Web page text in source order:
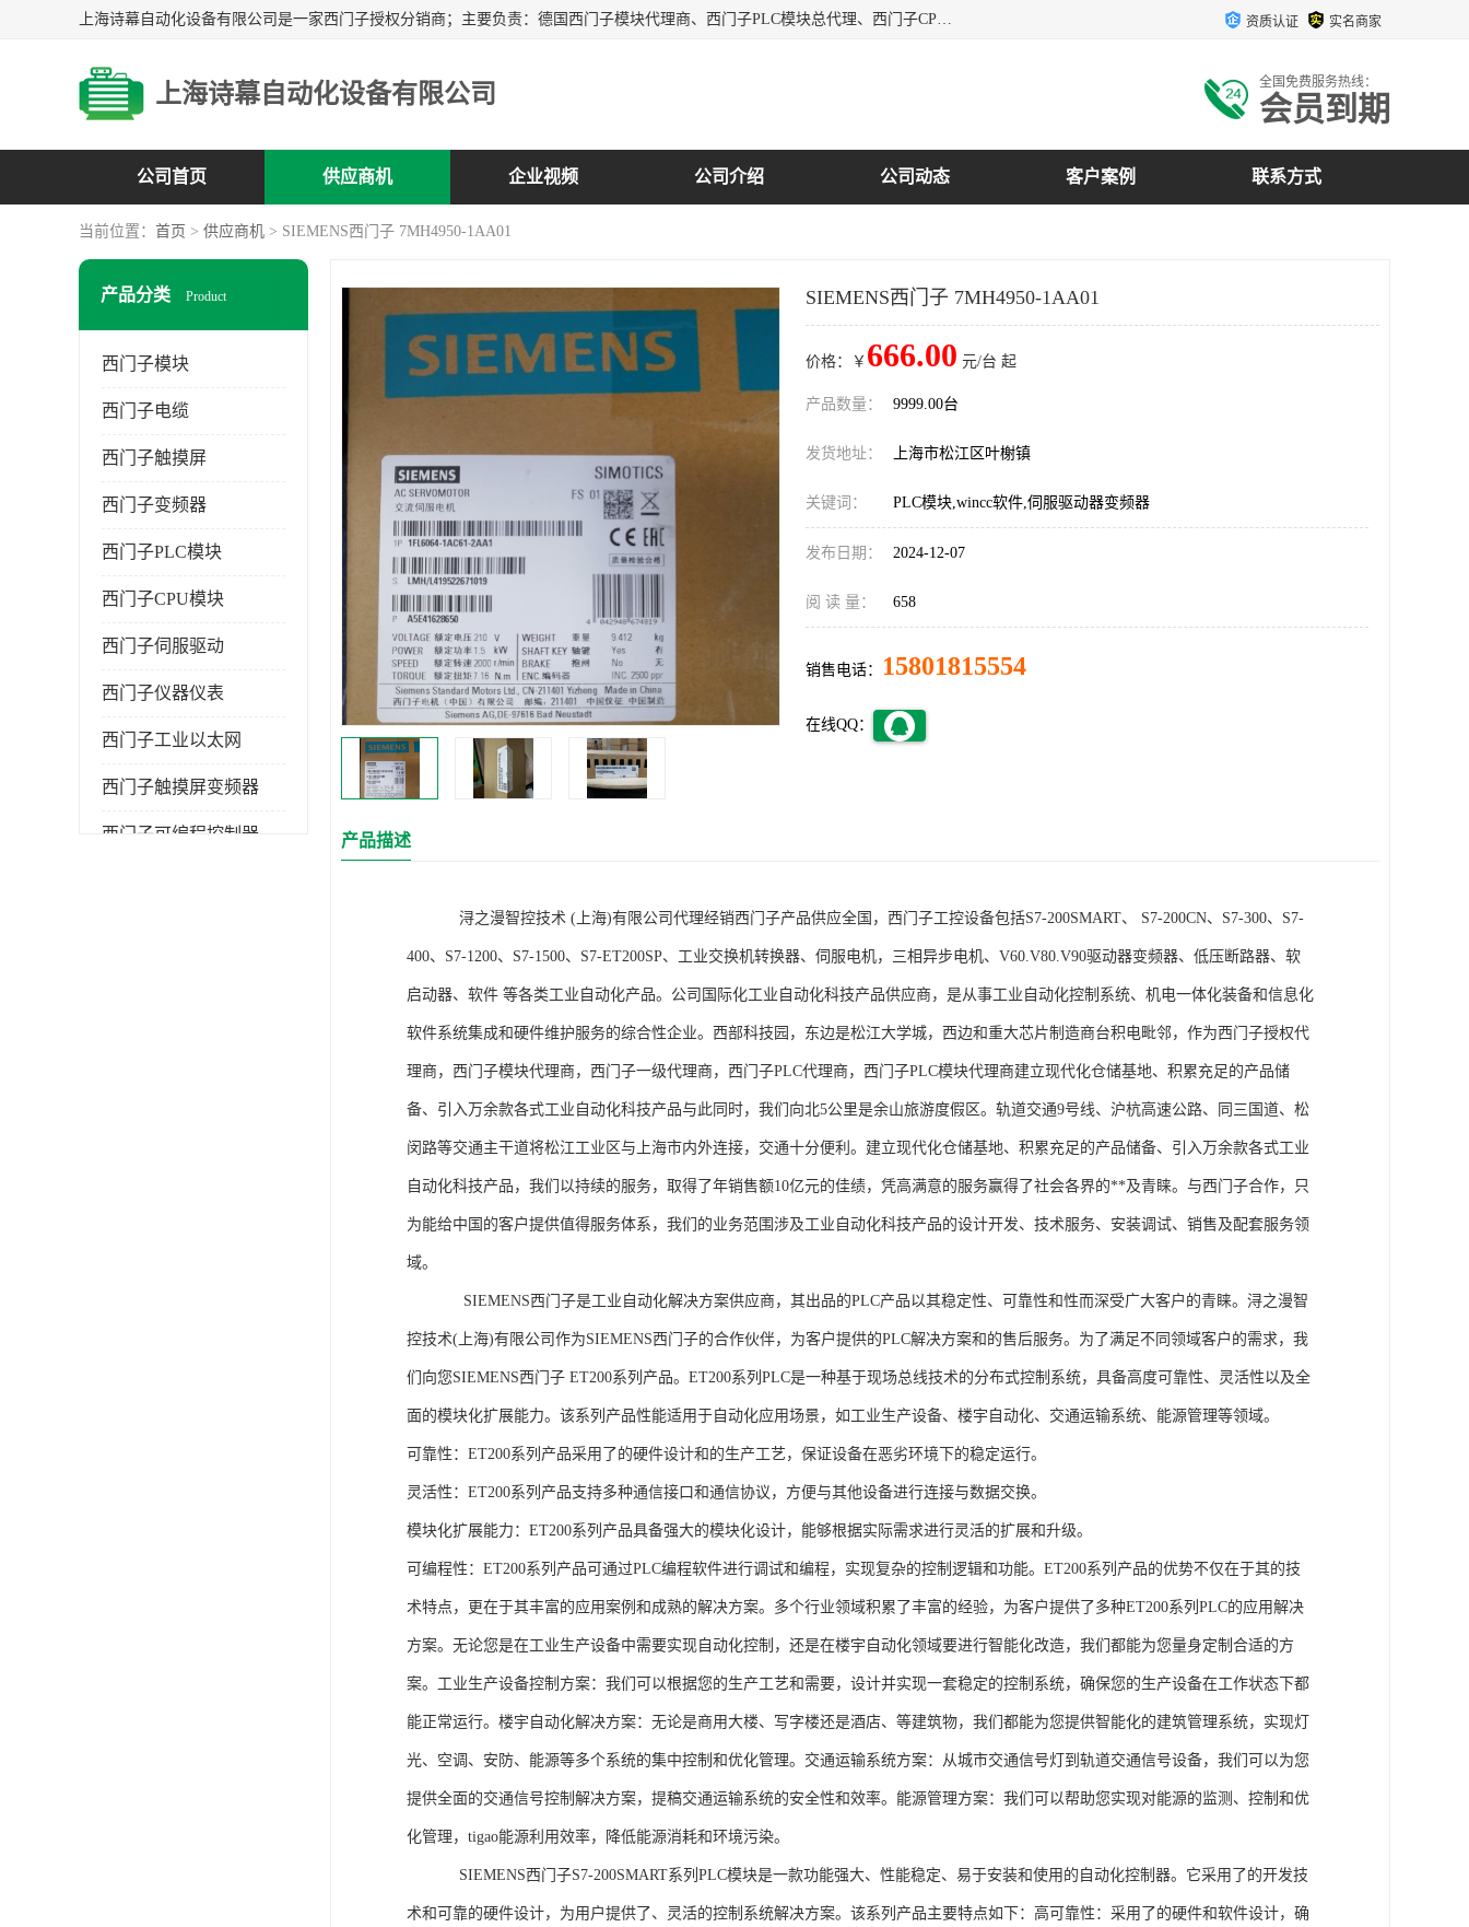
上海诗幕自动化设备有限公司是一家西门子授权分销商；主要负责：德国西门子模块代理商、西门子PLC模块总代理、西门子CPU模块代理商、西门子电缆代理、西门子触摸屏变频器总代理等专销售西门子各系列产品；实体公司，诚信经营，价格优势，品质保证，库存量大，供应！ 资质认证 实名商家
上海诗幕自动化设备有限公司 全国免费服务热线：
会员到期
公司首页 供应商机 企业视频 公司介绍 公司动态 客户案例 联系方式
当前位置： 首页 > 供应商机 > SIEMENS西门子 7MH4950-1AA01
产品分类 Product
西门子模块
西门子电缆
西门子触摸屏
西门子变频器
西门子PLC模块
西门子CPU模块
西门子伺服驱动
西门子仪器仪表
西门子工业以太网
西门子触摸屏变频器
西门子可编程控制器
SIEMENS西门子 7MH4950-1AA01
价格：￥ 666.00 元/台 起
产品数量： 9999.00台
发货地址： 上海市松江区叶榭镇
关键词： PLC模块,wincc软件,伺服驱动器变频器
发布日期： 2024-12-07
阅 读 量： 658
销售电话： 15801815554
在线QQ：
产品描述
浔之漫智控技术 (上海)有限公司代理经销西门子产品供应全国，西门子工控设备包括S7-200SMART、 S7-200CN、S7-300、S7-
400、S7-1200、S7-1500、S7-ET200SP、工业交换机转换器、伺服电机，三相异步电机、V60.V80.V90驱动器变频器、低压断路器、软
启动器、软件 等各类工业自动化产品。公司国际化工业自动化科技产品供应商，是从事工业自动化控制系统、机电一体化装备和信息化
软件系统集成和硬件维护服务的综合性企业。西部科技园，东边是松江大学城，西边和重大芯片制造商台积电毗邻，作为西门子授权代
理商，西门子模块代理商，西门子一级代理商，西门子PLC代理商，西门子PLC模块代理商建立现代化仓储基地、积累充足的产品储
备、引入万余款各式工业自动化科技产品与此同时，我们向北5公里是余山旅游度假区。轨道交通9号线、沪杭高速公路、同三国道、松
闵路等交通主干道将松江工业区与上海市内外连接，交通十分便利。建立现代化仓储基地、积累充足的产品储备、引入万余款各式工业
自动化科技产品，我们以持续的服务，取得了年销售额10亿元的佳绩，凭高满意的服务赢得了社会各界的**及青睐。与西门子合作，只
为能给中国的客户提供值得服务体系，我们的业务范围涉及工业自动化科技产品的设计开发、技术服务、安装调试、销售及配套服务领
域。
SIEMENS西门子是工业自动化解决方案供应商，其出品的PLC产品以其稳定性、可靠性和性而深受广大客户的青睐。浔之漫智
控技术(上海)有限公司作为SIEMENS西门子的合作伙伴，为客户提供的PLC解决方案和的售后服务。为了满足不同领域客户的需求，我
们向您SIEMENS西门子 ET200系列产品。ET200系列PLC是一种基于现场总线技术的分布式控制系统，具备高度可靠性、灵活性以及全
面的模块化扩展能力。该系列产品性能适用于自动化应用场景，如工业生产设备、楼宇自动化、交通运输系统、能源管理等领域。
可靠性：ET200系列产品采用了的硬件设计和的生产工艺，保证设备在恶劣环境下的稳定运行。
灵活性：ET200系列产品支持多种通信接口和通信协议，方便与其他设备进行连接与数据交换。
模块化扩展能力：ET200系列产品具备强大的模块化设计，能够根据实际需求进行灵活的扩展和升级。
可编程性：ET200系列产品可通过PLC编程软件进行调试和编程，实现复杂的控制逻辑和功能。ET200系列产品的优势不仅在于其的技
术特点，更在于其丰富的应用案例和成熟的解决方案。多个行业领域积累了丰富的经验，为客户提供了多种ET200系列PLC的应用解决
方案。无论您是在工业生产设备中需要实现自动化控制，还是在楼宇自动化领域要进行智能化改造，我们都能为您量身定制合适的方
案。工业生产设备控制方案：我们可以根据您的生产工艺和需要，设计并实现一套稳定的控制系统，确保您的生产设备在工作状态下都
能正常运行。楼宇自动化解决方案：无论是商用大楼、写字楼还是酒店、等建筑物，我们都能为您提供智能化的建筑管理系统，实现灯
光、空调、安防、能源等多个系统的集中控制和优化管理。交通运输系统方案：从城市交通信号灯到轨道交通信号设备，我们可以为您
提供全面的交通信号控制解决方案，提稿交通运输系统的安全性和效率。能源管理方案：我们可以帮助您实现对能源的监测、控制和优
化管理，tigao能源利用效率，降低能源消耗和环境污染。
SIEMENS西门子S7-200SMART系列PLC模块是一款功能强大、性能稳定、易于安装和使用的自动化控制器。它采用了的开发技
术和可靠的硬件设计，为用户提供了、灵活的控制系统解决方案。该系列产品主要特点如下：高可靠性：采用了的硬件和软件设计，确